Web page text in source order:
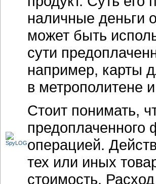
наличные деньги
может быть
сути
например, карты
в метрополитене
Стоит понимать,
предоплаченного
операцией.
тех или иных
стоимость.